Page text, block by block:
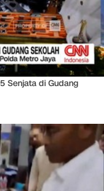
Senjata di Gudang